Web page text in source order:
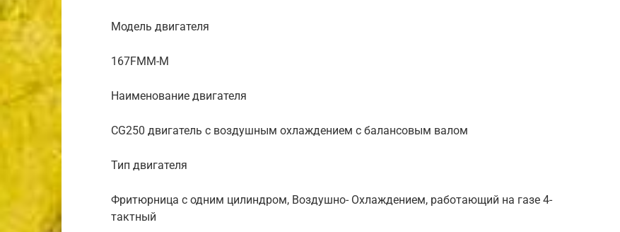
Модель двигателя
167FMM-M
Наименование двигателя
CG250 двигатель с воздушным охлаждением с балансовым валом
Тип двигателя
Фритюрница с одним цилиндром, Воздушно- Охлаждением, работающий на газе 4-
тактный